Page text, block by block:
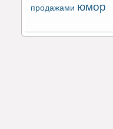
продажами юмор